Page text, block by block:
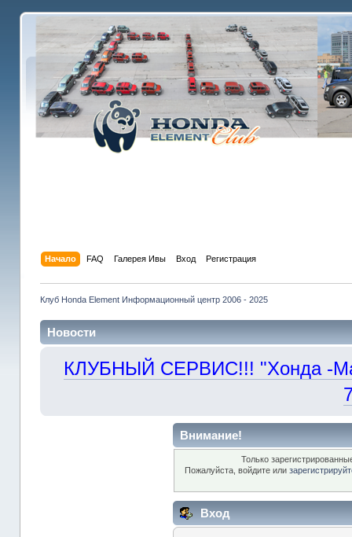
Начало FAQ Галерея Ивы Вход Регистрация
Клуб Honda Element Информационный центр 2006 - 2025
Новости
КЛУБНЫЙ СЕРВИС!!! "Хонда -
Внимание!
Только
Пожалуйста, войдите или
Вход